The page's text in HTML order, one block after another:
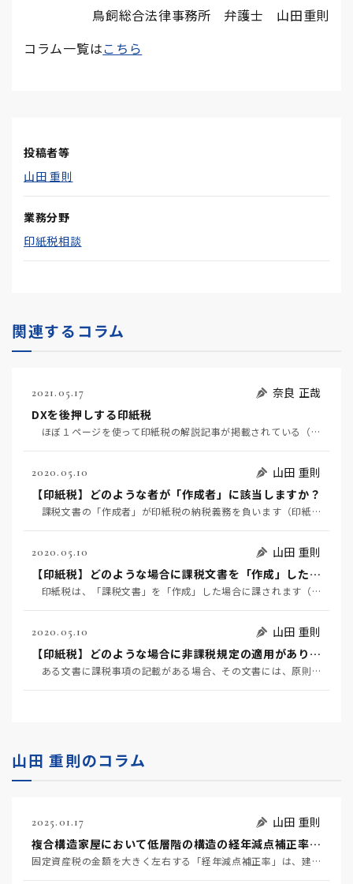
鳥飼総合法律事務所 弁護士 山田重則
コラム一覧はこちら
投稿者等
山田 重則
業務分野
印紙税相談
関連するコラム
2021.05.17
奈良 正哉
DXを後押しする印紙税
ほぼ１ページを使って印紙税の解説記事が掲載されている（５月１７日日経）。印紙税の存在自体がDX後進…
2020.05.10
山田 重則
【印紙税】どのような者が「作成者」に該当しますか？
課税文書の「作成者」が印紙税の納税義務を負います（印紙税法第３条）。そして、「作成者」とは、課税文…
2020.05.10
山田 重則
【印紙税】どのような場合に課税文書を「作成」したといえますか？
印紙税は、「課税文書」を「作成」した場合に課されます（印紙税法第3条）。そして、「作成」とは、単に…
2020.05.10
山田 重則
【印紙税】どのような場合に非課税規定の適用がありますか？
ある文書に課税事項の記載がある場合、その文書には、原則として、印紙税が課されます。しかし、その文書…
山田 重則のコラム
2025.01.17
山田 重則
複合構造家屋において低層階の構造の経年減点補正率を適用することは適法か？
固定資産税の金額を大きく左右する「経年減点補正率」は、建物の構造がＳＲＣ造/ＲＣ造なのか、それともＳ…